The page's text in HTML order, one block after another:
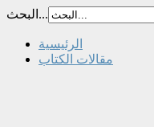
البحث...
الرئيسية
مقالات الكتاب